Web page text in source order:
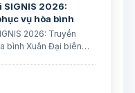
2026:
vụ hòa bình
2026: Truyền
bình Xuân Đại biên